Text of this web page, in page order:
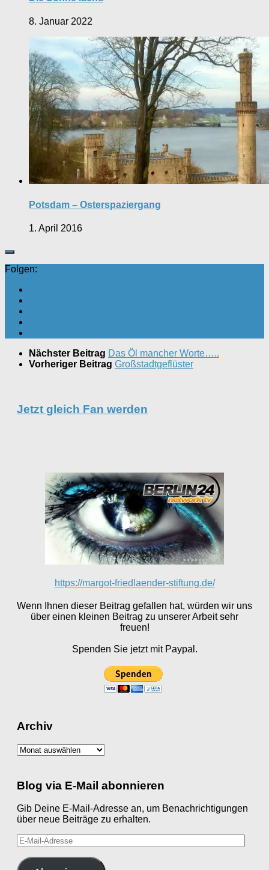
8. Januar 2022
Potsdam – Osterspaziergang
1. April 2016
Folgen:
Nächster Beitrag Das Öl mancher Worte…..
Vorheriger Beitrag Großstadtgeflüster
Jetzt gleich Fan werden
https://margot-friedlaender-stiftung.de/
Wenn Ihnen dieser Beitrag gefallen hat, würden wir uns
über einen kleinen Beitrag zu unserer Arbeit sehr
freuen!
Spenden Sie jetzt mit Paypal.
Archiv
Archiv
Blog via E-Mail abonnieren
Gib Deine E-Mail-Adresse an, um Benachrichtigungen
über neue Beiträge zu erhalten.
E-
Mail-
Adresse